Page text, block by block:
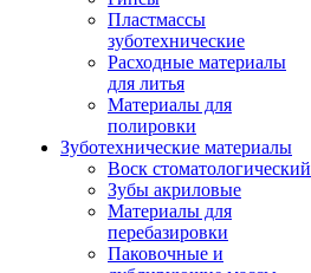
Пластмассы
зуботехнические
Расходные материалы
для литья
Материалы для
полировки
Зуботехнические материалы
Воск стоматологический
Зубы акриловые
Материалы для
перебазировки
Паковочные и